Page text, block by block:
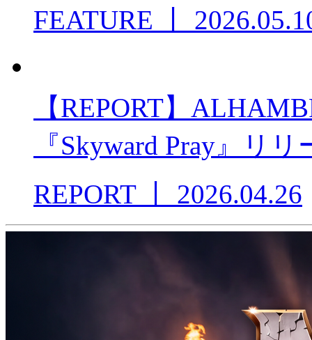
FEATURE
【REPORT】
『Skyward Pray』リ
REPORT丨 2026.04.26